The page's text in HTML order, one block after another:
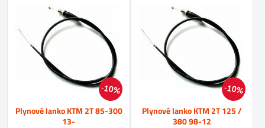
10%
Plynové lanko KTM 2T 85-300
13-
10%
Plynové lanko KTM 2T 125 /
380 98-12